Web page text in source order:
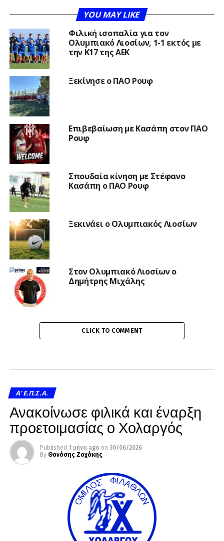
YOU MAY LIKE
Φιλική ισοπαλία για τον
Ολυμπιακό Λιοσίων, 1-1 εκτός με
την Κ17 της ΑΕΚ
Ξεκίνησε ο ΠΑΟ Ρουφ
Επιβεβαίωση με Κασάπη στον ΠΑΟ
Ρουφ
Σπουδαία κίνηση με Στέφανο
Κασάπη ο ΠΑΟ Ρουφ
Ξεκινάει ο Ολυμπιακός Λιοσίων
Στον Ολυμπιακό Λιοσίων ο
Δημήτρης Μιχάλης
CLICK TO COMMENT
A' Ε.Π.Σ.Α.
Ανακοίνωσε φιλικά και έναρξη
προετοιμασίας ο Χολαργός
Published 1 μήνα ago on 30/06/2026
By Θανάσης Ζαχάκης